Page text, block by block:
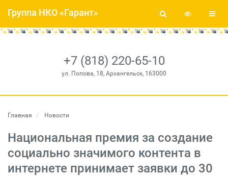
+7 (818) 220-65-10
ул. Попова, 18, Архангельск, 163000
Группа НКО «Гарант»
Главная Новости
Национальная премия за создание
социально значимого контента в
интернете принимает заявки до 30